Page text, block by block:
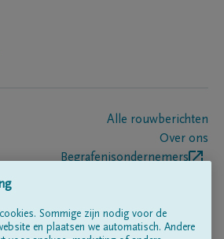
Alle rouwberichten
Over ons
Begrafenisondernemers
Sommige zijn nodig voor de
en plaatsen we automatisch. Andere